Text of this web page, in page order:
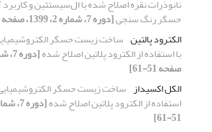
نانوذرات نقره اصلاح شده با ال‌سیستئین و
حسگر رنگ سنجی[دوره 7، شماره 2، 1399، صفحه 43-51]
الکترود پالتین ساخت زیست حسگر
با استفاده از الکترود پلاتین اصلاح شده
صفحه 51-61]
الکل اکسیداز ساخت زیست حسگر الکتروشیمیایی
استفاده از الکترود پلاتین اصلاح شده
51-61]